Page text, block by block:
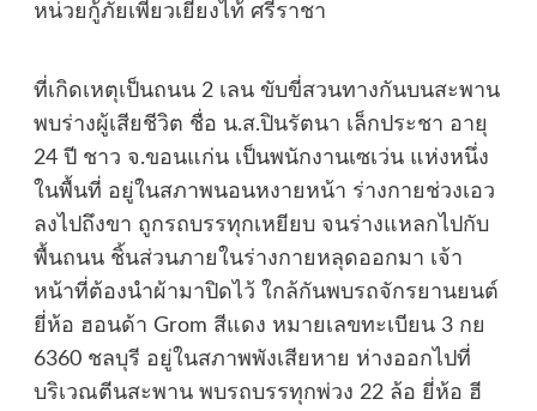
หน่วยกู้ภัยเพียวเยี้ยงไท้ ศรีราชา
ที่เกิดเหตุเป็นถนน 2 เลน ขับขี่สวนทางกันบนสะพาน
พบร่างผู้เสียชีวิต ชื่อ น.ส.ปินรัตนา เล็กประชา อายุ
24 ปี ชาว จ.ขอนแก่น เป็นพนักงานเซเว่น แห่งหนึ่ง
ในพื้นที่ อยู่ในสภาพนอนหงายหน้า ร่างกายช่วงเอว
ลงไปถึงขา ถูกรถบรรทุกเหยียบ จนร่างแหลกไปกับ
พื้นถนน ชิ้นส่วนภายในร่างกายหลุดออกมา เจ้า
หน้าที่ต้องนำผ้ามาปิดไว้ ใกล้กันพบรถจักรยานยนต์
ยี่ห้อ ฮอนด้า Grom สีแดง หมายเลขทะเบียน 3 กย
6360 ชลบุรี อยู่ในสภาพพังเสียหาย ห่างออกไปที่
บริเวณตีนสะพาน พบรถบรรทุกพ่วง 22 ล้อ ยี่ห้อ ฮี